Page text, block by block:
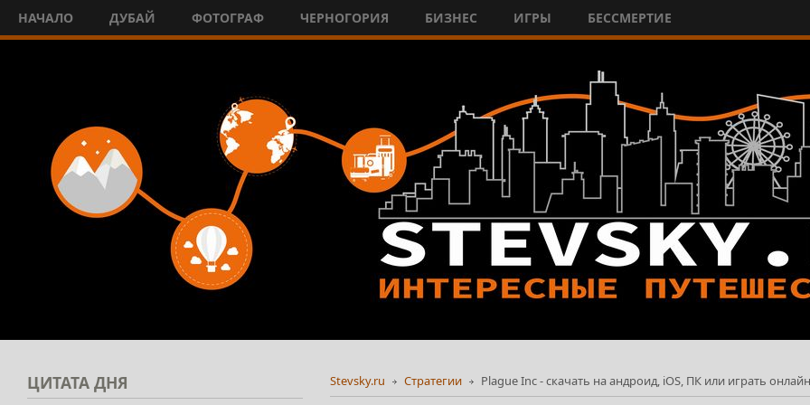
НАЧАЛО ДУБАЙ ФОТОГРАФ ЧЕРНОГОРИЯ БИЗНЕС ИГРЫ БЕССМЕРТИЕ
Stevsky.ru Стратегии Plague Inc - скачать на андроид, iOS, ПК или играть онлайн
ЦИТАТА ДНЯ